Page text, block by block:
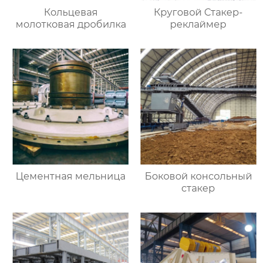
Кольцевая
молотковая дробилка
Круговой Стакер-
реклаймер
Цементная мельница
Боковой консольный
стакер